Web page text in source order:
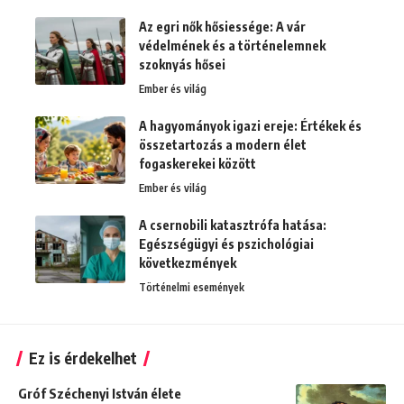
Az egri nők hősiessége: A vár
védelmének és a történelemnek
szoknyás hősei
Ember és világ
A hagyományok igazi ereje: Értékek és
összetartozás a modern élet
fogaskerekei között
Ember és világ
A csernobili katasztrófa hatása:
Egészségügyi és pszichológiai
következmények
Történelmi események
Ez is érdekelhet
Gróf Széchenyi István élete